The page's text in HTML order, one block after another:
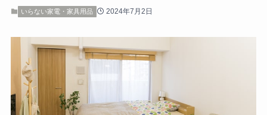
いらない家電・家具用品 2024年7月2日